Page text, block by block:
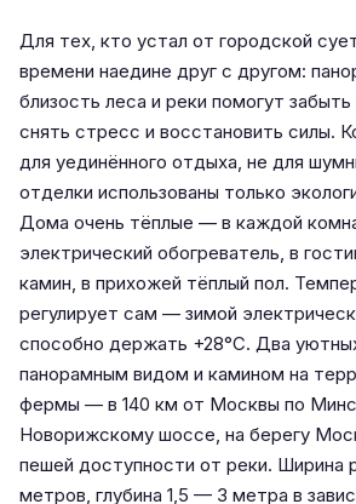
Для тех, кто устал от городской
времени наедине друг с другом:
близость леса и реки помогут
снять стресс и восстановить силы.
для уединённого отдыха, не для
отделки использованы только
Дома очень тёплые — в каждой
электрический обогреватель, в
камин, в прихожей тёплый пол.
регулирует сам — зимой
способно держать +28°C. Два
панорамным видом и камином на
фермы — в 140 км от Москвы по
Новорижскому шоссе, на берегу
пешей доступности от реки. Ширина
метров, глубина 1,5 — 3 метра в